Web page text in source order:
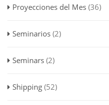
Proyecciones del Mes (36)
Seminarios (2)
Seminars (2)
Shipping (52)